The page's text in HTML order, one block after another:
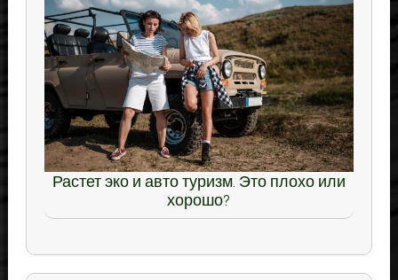
Растет эко и авто туризм. Это плохо или
хорошо?